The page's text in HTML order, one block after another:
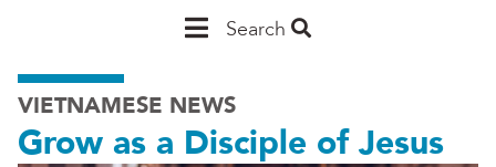
Main
Jose
Search
VIETNAMESE NEWS
Grow as a Disciple of Jesus